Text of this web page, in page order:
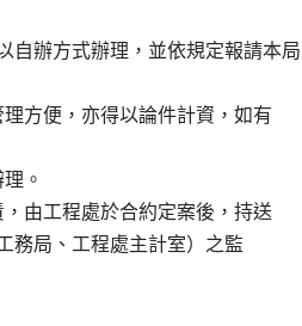
自辦方式辦理，並依規定報請本局
理方便，亦得以論件計資，如有
。
，由工程處於合約定案後，持送
工務局、工程處主計室）之監